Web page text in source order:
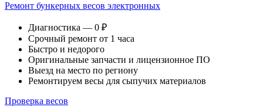
Ремонт бункерных весов электронных
Диагностика — 0 ₽
Срочный ремонт от 1 часа
Быстро и недорого
Оригинальные запчасти и лицензионное ПО
Выезд на место по региону
Ремонтируем весы для сыпучих материалов
Проверка весов